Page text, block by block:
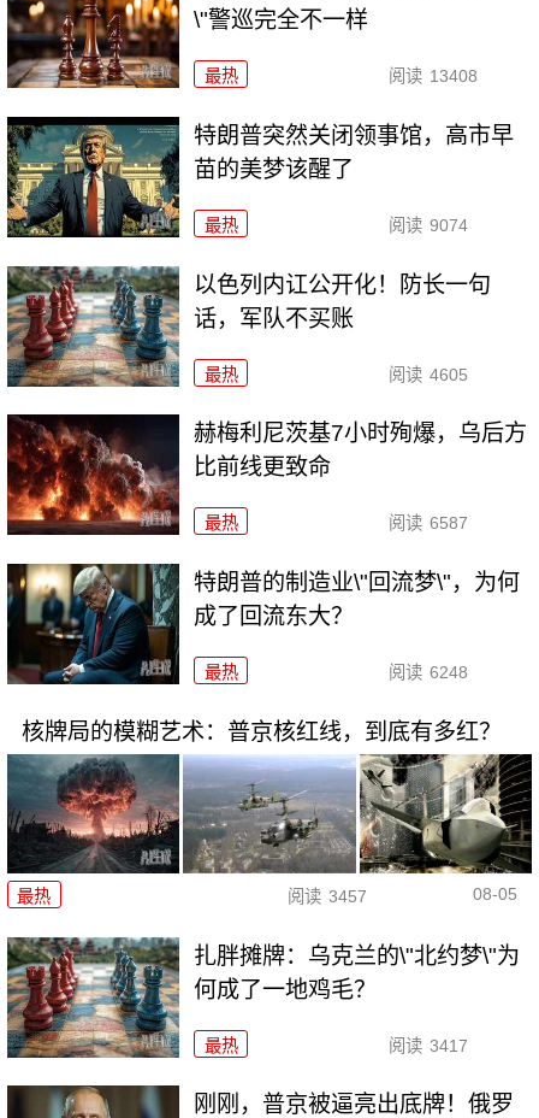
\"警巡完全不一样
最热 阅读 13408
特朗普突然关闭领事馆，高市早
苗的美梦该醒了
最热 阅读 9074
以色列内讧公开化！防长一句
话，军队不买账
最热 阅读 4605
赫梅利尼茨基7小时殉爆，乌后方
比前线更致命
最热 阅读 6587
特朗普的制造业\"回流梦\"，为何
成了回流东大？
最热 阅读 6248
核牌局的模糊艺术：普京核红线，到底有多红？
最热 阅读 3457 08-05
扎胖摊牌：乌克兰的\"北约梦\"为
何成了一地鸡毛？
最热 阅读 3417
刚刚，普京被逼亮出底牌！俄罗